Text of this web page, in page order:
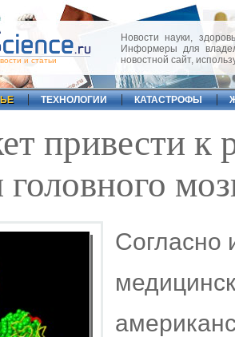
и статьи
Новости науки,
Информеры для
новостной сайт,
ТЕХНОЛОГИИ КАТАСТРОФЫ
привести к
Согласно